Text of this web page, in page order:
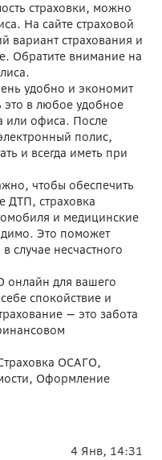
страховки, можно
На сайте страховой
вариант страхования и
Обратите внимание на
удобно и экономит
это в любое удобное
или офиса. После
полис,
и всегда иметь при
чтобы обеспечить
ДТП, страховка
и медицинские
Это поможет
случае несчастного
онлайн для вашего
спокойствие и
— это забота
ОСАГО,
Оформление
4 Янв, 14:31